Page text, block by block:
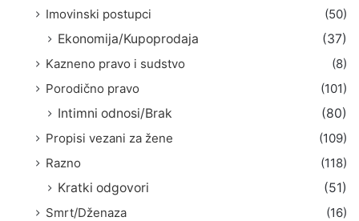
Imovinski postupci
(50)
Ekonomija/Kupoprodaja
(37)
Kazneno pravo i sudstvo
(8)
Porodično pravo
(101)
Intimni odnosi/Brak
(80)
Propisi vezani za žene
(109)
Razno
(118)
Kratki odgovori
(51)
Smrt/Dženaza
(16)